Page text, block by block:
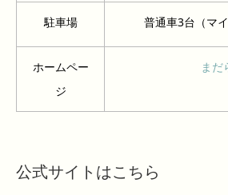
駐車場 普通車3台（マ
ホームペー
ジ
まだ
公式サイトはこちら